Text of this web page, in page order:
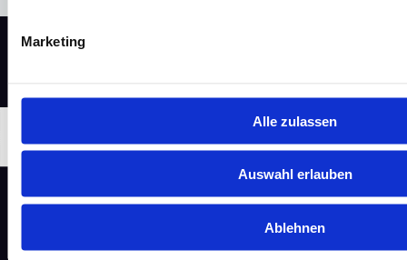
Marketing
Alle zulassen
Auswahl erlauben
Ablehnen